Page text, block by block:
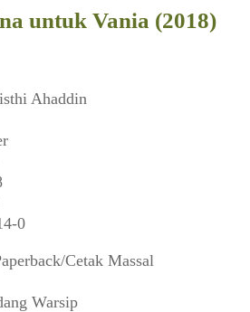
untuk Vania (2018)
Ahaddin
0
Cetak Massal
Warsip